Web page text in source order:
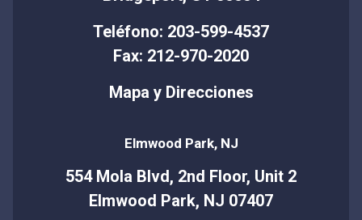
Teléfono: 203-599-4537
Fax: 212-970-2020
Mapa y Direcciones
Elmwood Park, NJ
554 Mola Blvd, 2nd Floor, Unit 2
Elmwood Park, NJ 07407